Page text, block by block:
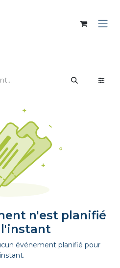
n'est planifié
l'instant
événement planifié pour